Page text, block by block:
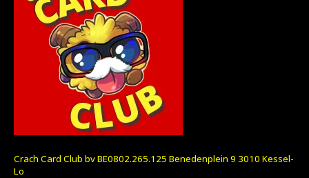
Crach Card Club bv BE0802.265.125 Benedenplein 9 3010 Kessel-
Lo